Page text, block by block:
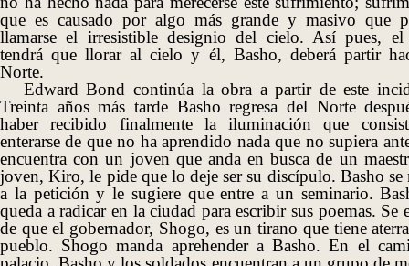
que es causado por algo más grande y masivo que
llamarse el irresistible designio del cielo. Así pues,
tendrá que llorar al cielo y él, Basho, deberá partir
Norte.
Edward Bond continúa la obra a partir de este
Treinta años más tarde Basho regresa del Norte
haber recibido finalmente la iluminación que
enterarse de que no ha aprendido nada que no supiera
encuentra con un joven que anda en busca de un
joven, Kiro, le pide que lo deje ser su discípulo. Basho se
a la petición y le sugiere que entre a un seminario.
queda a radicar en la ciudad para escribir sus poemas. Se
de que el gobernador, Shogo, es un tirano que tiene
pueblo. Shogo manda aprehender a Basho. En el